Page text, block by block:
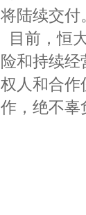
将陆续交
目前，恒
险和持续
权人和合作
作，绝不辜